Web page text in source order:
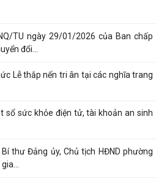
TU ngày 29/01/2026 của Ban chấp
đổi...
Lễ thắp nến tri ân tại các nghĩa trang
sổ sức khỏe điện tử, tài khoản an sinh
thư Đảng ủy, Chủ tịch HĐND phường